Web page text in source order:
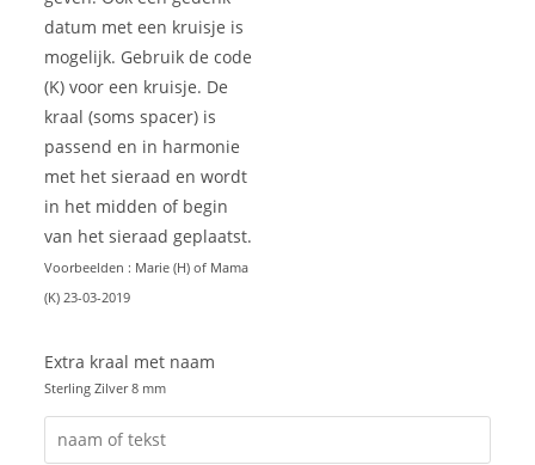
datum met een kruisje is
mogelijk. Gebruik de code
(K) voor een kruisje. De
kraal (soms spacer) is
passend en in harmonie
met het sieraad en wordt
in het midden of begin
van het sieraad geplaatst.
Voorbeelden : Marie (H) of Mama
(K) 23-03-2019
Extra kraal met naam
Sterling Zilver 8 mm